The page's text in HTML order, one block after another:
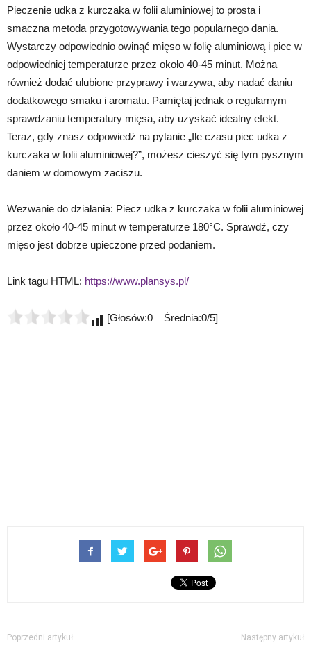
Pieczenie udka z kurczaka w folii aluminiowej to prosta i
smaczna metoda przygotowywania tego popularnego dania.
Wystarczy odpowiednio owinąć mięso w folię aluminiową i piec w
odpowiedniej temperaturze przez około 40-45 minut. Można
również dodać ulubione przyprawy i warzywa, aby nadać daniu
dodatkowego smaku i aromatu. Pamiętaj jednak o regularnym
sprawdzaniu temperatury mięsa, aby uzyskać idealny efekt.
Teraz, gdy znasz odpowiedź na pytanie „Ile czasu piec udka z
kurczaka w folii aluminiowej?”, możesz cieszyć się tym pysznym
daniem w domowym zaciszu.
Wezwanie do działania: Piecz udka z kurczaka w folii aluminiowej
przez około 40-45 minut w temperaturze 180°C. Sprawdź, czy
mięso jest dobrze upieczone przed podaniem.
Link tagu HTML: https://www.plansys.pl/
[Głosów:0 Średnia:0/5]
Poprzedni artykuł Następny artykuł